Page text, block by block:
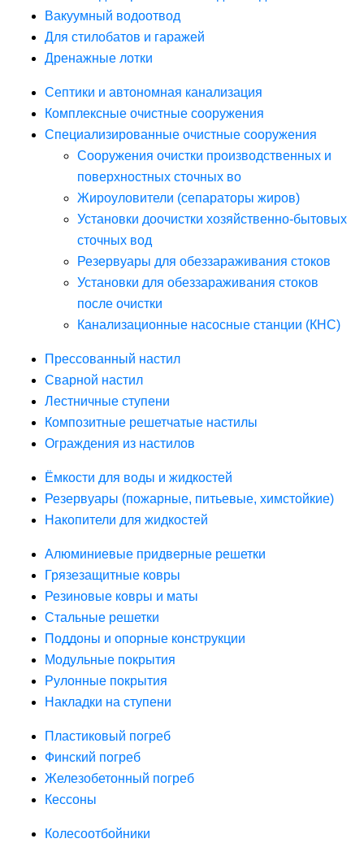
Вакуумный водоотвод
Для стилобатов и гаражей
Дренажные лотки
Септики и автономная канализация
Комплексные очистные сооружения
Специализированные очистные сооружения
Сооружения очистки производственных и
поверхностных сточных во
Жироуловители (сепараторы жиров)
Установки доочистки хозяйственно-бытовых
сточных вод
Резервуары для обеззараживания стоков
Установки для обеззараживания стоков
после очистки
Канализационные насосные станции (КНС)
Прессованный настил
Сварной настил
Лестничные ступени
Композитные решетчатые настилы
Ограждения из настилов
Ёмкости для воды и жидкостей
Резервуары (пожарные, питьевые, химстойкие)
Накопители для жидкостей
Алюминиевые придверные решетки
Грязезащитные ковры
Резиновые ковры и маты
Стальные решетки
Поддоны и опорные конструкции
Модульные покрытия
Рулонные покрытия
Накладки на ступени
Пластиковый погреб
Финский погреб
Железобетонный погреб
Кессоны
Колесоотбойники